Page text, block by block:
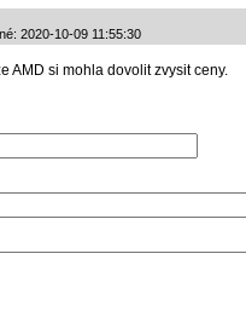
2020-10-09 11:55:30
AMD si mohla dovolit zvysit ceny.